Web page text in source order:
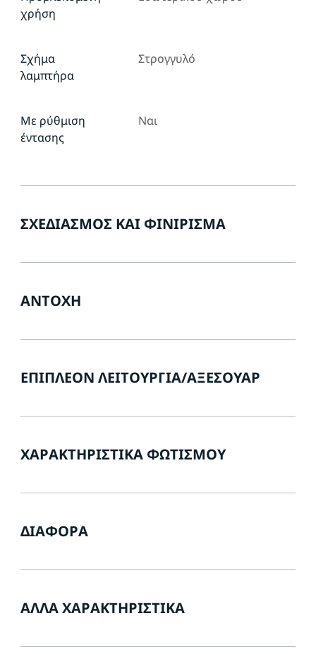
χρήση
Σχήμα
λαμπτήρα
Στρογγυλό
Με ρύθμιση
έντασης
Ναι
ΣΧΕΔΙΑΣΜΌΣ ΚΑΙ ΦΙΝΊΡΙΣΜΑ
ΑΝΤΟΧΉ
ΕΠΙΠΛΈΟΝ ΛΕΙΤΟΥΡΓΊΑ/ΑΞΕΣΟΥΆΡ
ΧΑΡΑΚΤΗΡΙΣΤΙΚΆ ΦΩΤΙΣΜΟΎ
ΔΙΆΦΟΡΑ
ΆΛΛΑ ΧΑΡΑΚΤΗΡΙΣΤΙΚΆ